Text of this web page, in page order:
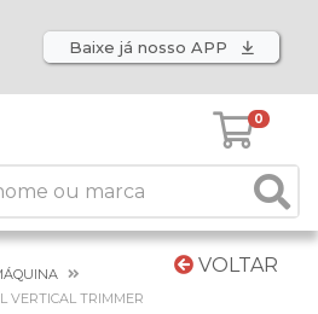
Baixe já nosso APP
0
VOLTAR
VERTICAL TRIMMER